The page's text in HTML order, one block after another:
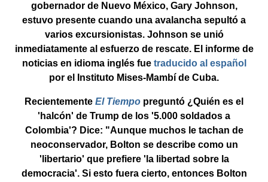
gobernador de Nuevo México, Gary Johnson,
estuvo presente cuando una avalancha sepultó a
varios excursionistas. Johnson se unió
inmediatamente al esfuerzo de rescate. El informe de
noticias en idioma inglés fue traducido al español
por el Instituto Mises-Mambí de Cuba.
Recientemente El Tiempo preguntó ¿Quién es el
'halcón' de Trump de los '5.000 soldados a
Colombia'? Dice: "Aunque muchos le tachan de
neoconservador, Bolton se describe como un
'libertario' que prefiere 'la libertad sobre la
democracia'. Si esto fuera cierto, entonces Bolton